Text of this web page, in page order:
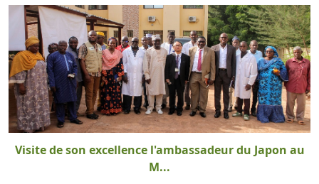
Visite de son excellence l'ambassadeur du Japon au
M...